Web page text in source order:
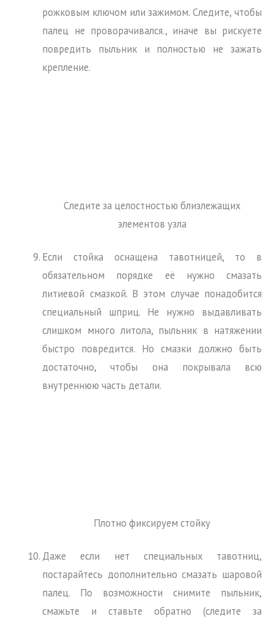
рожковым ключом или зажимом. Следите, чтобы
палец не проворачивался., иначе вы рискуете
повредить пыльник и полностью не зажать
крепление.
Следите за целостностью близлежащих
элементов узла
Если стойка оснащена тавотницей, то в
обязательном порядке её нужно смазать
литиевой смазкой. В этом случае понадобится
специальный шприц. Не нужно выдавливать
слишком много литола, пыльник в натяжении
быстро повредится. Но смазки должно быть
достаточно, чтобы она покрывала всю
внутреннюю часть детали.
Плотно фиксируем стойку
Даже если нет специальных тавотниц,
постарайтесь дополнительно смазать шаровой
палец. По возможности снимите пыльник,
смажьте и ставьте обратно (следите за